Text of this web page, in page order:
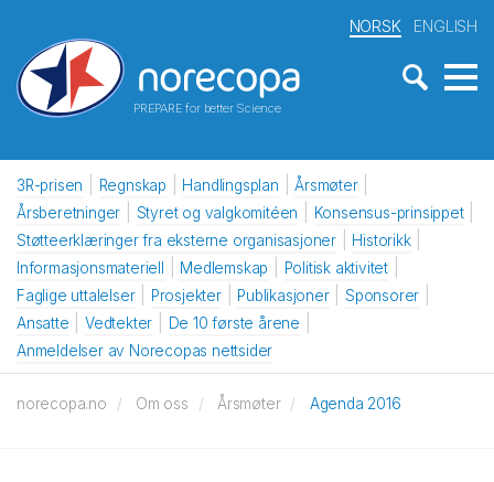
PREPARE for better Science
NORSK ENGLISH
3R-prisen Regnskap Handlingsplan
Årsmøter
Årsberetninger
Styret og valgkomitéen
Konsensus-prinsippet
Støtteerklæringer fra eksterne organisasjoner
Historikk
Informasjonsmateriell
Medlemskap
Politisk aktivitet
Faglige uttalelser
Prosjekter Publikasjoner
Sponsorer
Ansatte
Vedtekter
De 10 første årene
Anmeldelser av Norecopas nettsider
norecopa.no Om oss Årsmøter Agenda 2016